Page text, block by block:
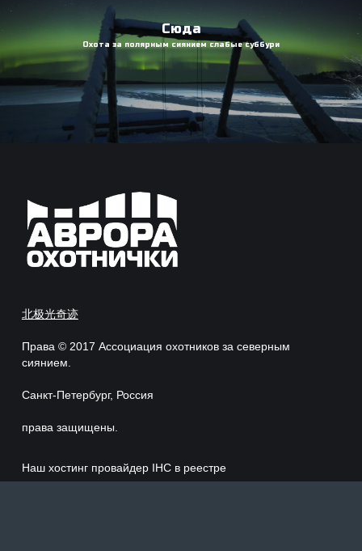
Сюда
Охота за полярным сиянием слабые суббури
北极光奇迹
Права © 2017 Ассоциация охотников за северным
сиянием.
Санкт-Петербург, Россия
права защищены.
Наш хостинг провайдер IHC в реестре